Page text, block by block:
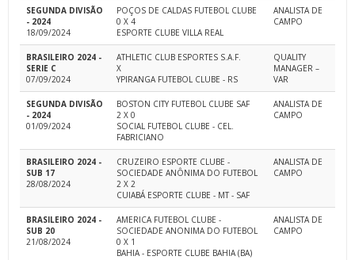
SEGUNDA DIVISÃO
- 2024
18/09/2024
POÇOS DE CALDAS FUTEBOL CLUBE
0 X 4
ESPORTE CLUBE VILLA REAL
ANALISTA DE
CAMPO
BRASILEIRO 2024 -
SERIE C
07/09/2024
ATHLETIC CLUB ESPORTES S.A.F.
X
YPIRANGA FUTEBOL CLUBE - RS
QUALITY
MANAGER –
VAR
SEGUNDA DIVISÃO
- 2024
01/09/2024
BOSTON CITY FUTEBOL CLUBE SAF
2 X 0
SOCIAL FUTEBOL CLUBE - CEL.
FABRICIANO
ANALISTA DE
CAMPO
BRASILEIRO 2024 -
SUB 17
28/08/2024
CRUZEIRO ESPORTE CLUBE -
SOCIEDADE ANÔNIMA DO FUTEBOL
2 X 2
CUIABÁ ESPORTE CLUBE - MT - SAF
ANALISTA DE
CAMPO
BRASILEIRO 2024 -
SUB 20
21/08/2024
AMERICA FUTEBOL CLUBE -
SOCIEDADE ANONIMA DO FUTEBOL
0 X 1
BAHIA - ESPORTE CLUBE BAHIA (BA)
ANALISTA DE
CAMPO